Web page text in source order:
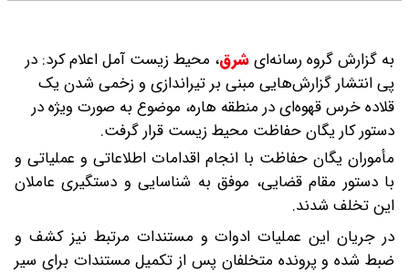
به گزارش گروه رسانه‌ایشرق، محیط زیست آمل اعلام کرد: در
پی انتشار گزارش‌هایی مبنی بر تیراندازی و زخمی شدن یک
قلاده خرس قهوه‌ای در منطقه هاره، موضوع به صورت ویژه در
دستور کار یگان حفاظت محیط زیست قرار گرفت.
مأموران یگان حفاظت با انجام اقدامات اطلاعاتی و عملیاتی و
با دستور مقام قضایی، موفق به شناسایی و دستگیری عاملان
این تخلف شدند.
در جریان این عملیات ادوات و مستندات مرتبط نیز کشف و
ضبط شده و پرونده متخلفان پس از تکمیل مستندات برای سیر